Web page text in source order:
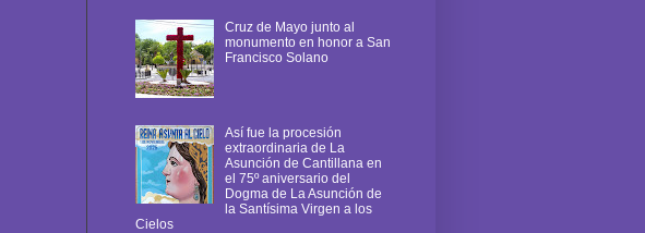
Cruz de Mayo junto al
monumento en honor a San
Francisco Solano
Así fue la procesión
extraordinaria de La
Asunción de Cantillana en
el 75º aniversario del
Dogma de La Asunción de
la Santísima Virgen a los
Cielos